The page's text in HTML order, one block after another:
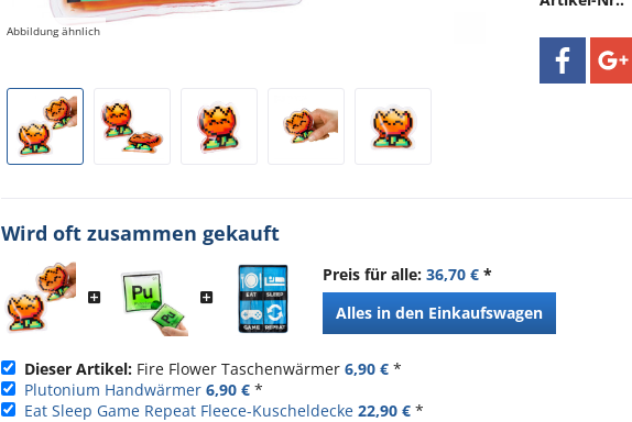
Abbildung ähnlich
Wird oft zusammen gekauft
Preis für alle: 36,70 € *
Alles in den Einkaufswagen
Dieser Artikel: Fire Flower Taschenwärmer 6,90 € *
Plutonium Handwärmer 6,90 € *
Eat Sleep Game Repeat Fleece-Kuscheldecke 22,90 € *